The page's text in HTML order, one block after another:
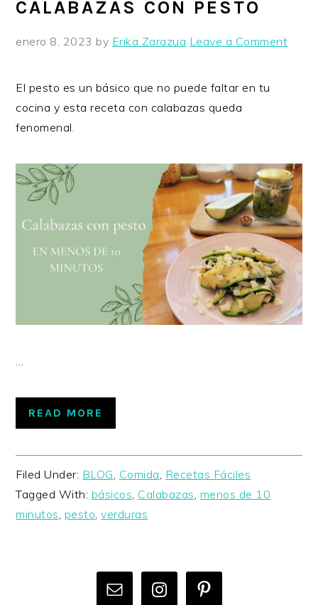
CALABAZAS CON PESTO
enero 8, 2023 by Erika Zarazua Leave a Comment
El pesto es un básico que no puede faltar en tu
cocina y esta receta con calabazas queda
fenomenal.
READ MORE
Filed Under: BLOG Comida Recetas Fáciles
Tagged With: básicos Calabazas menos de 10
minutos pesto ,verduras
PRIMARY